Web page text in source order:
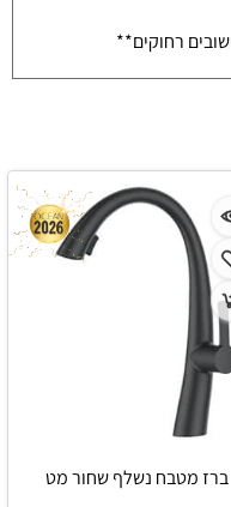
רחוקים**
ברז מטבח נשלף שחור מט